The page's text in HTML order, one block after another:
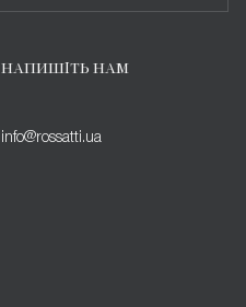
НАПИШІТЬ НАМ
info@rossatti.ua